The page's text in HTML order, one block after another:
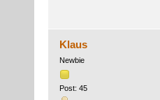
Klaus
Newbie
Post: 45